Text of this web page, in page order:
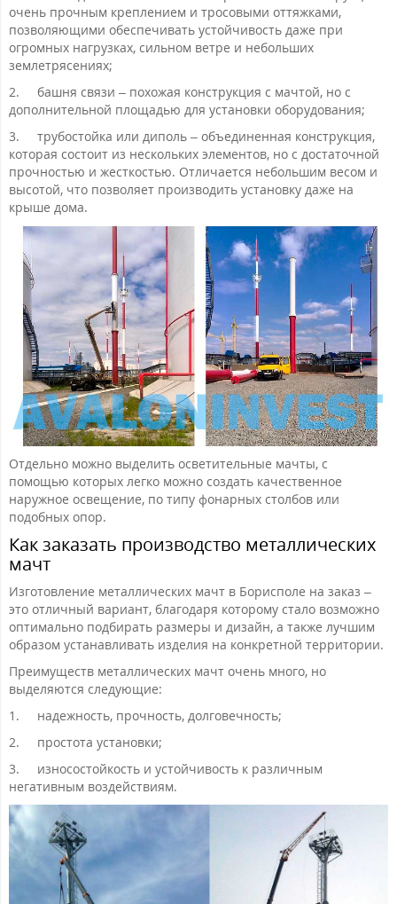
очень прочным креплением и тросовыми оттяжками,
позволяющими обеспечивать устойчивость даже при
огромных нагрузках, сильном ветре и небольших
землетрясениях;
2.
башня связи – похожая конструкция с мачтой, но с
дополнительной площадью для установки оборудования;
3.
трубостойка или диполь – объединенная конструкция,
которая состоит из нескольких элементов, но с достаточной
прочностью и жесткостью. Отличается небольшим весом и
высотой, что позволяет производить установку даже на
крыше дома.
Отдельно можно выделить осветительные мачты, с
помощью которых легко можно создать качественное
наружное освещение, по типу фонарных столбов или
подобных опор.
Как заказать производство металлических
мачт
Изготовление металлических мачт в Борисполе на заказ –
это отличный вариант, благодаря которому стало возможно
оптимально подбирать размеры и дизайн, а также лучшим
образом устанавливать изделия на конкретной территории.
Преимуществ металлических мачт очень много, но
выделяются следующие:
1.
надежность, прочность, долговечность;
2.
простота установки;
3.
износостойкость и устойчивость к различным
негативным воздействиям.